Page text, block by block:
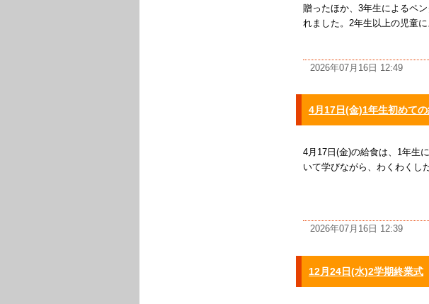
贈ったほか、3年生によるペ
れました。2年生以上の児童
2026年07月16日 12:49
4月17日(金)1年生初めて
4月17日(金)の給食は、1年生
いて学びながら、わくわくし
2026年07月16日 12:39
12月24日(水)2学期終業式